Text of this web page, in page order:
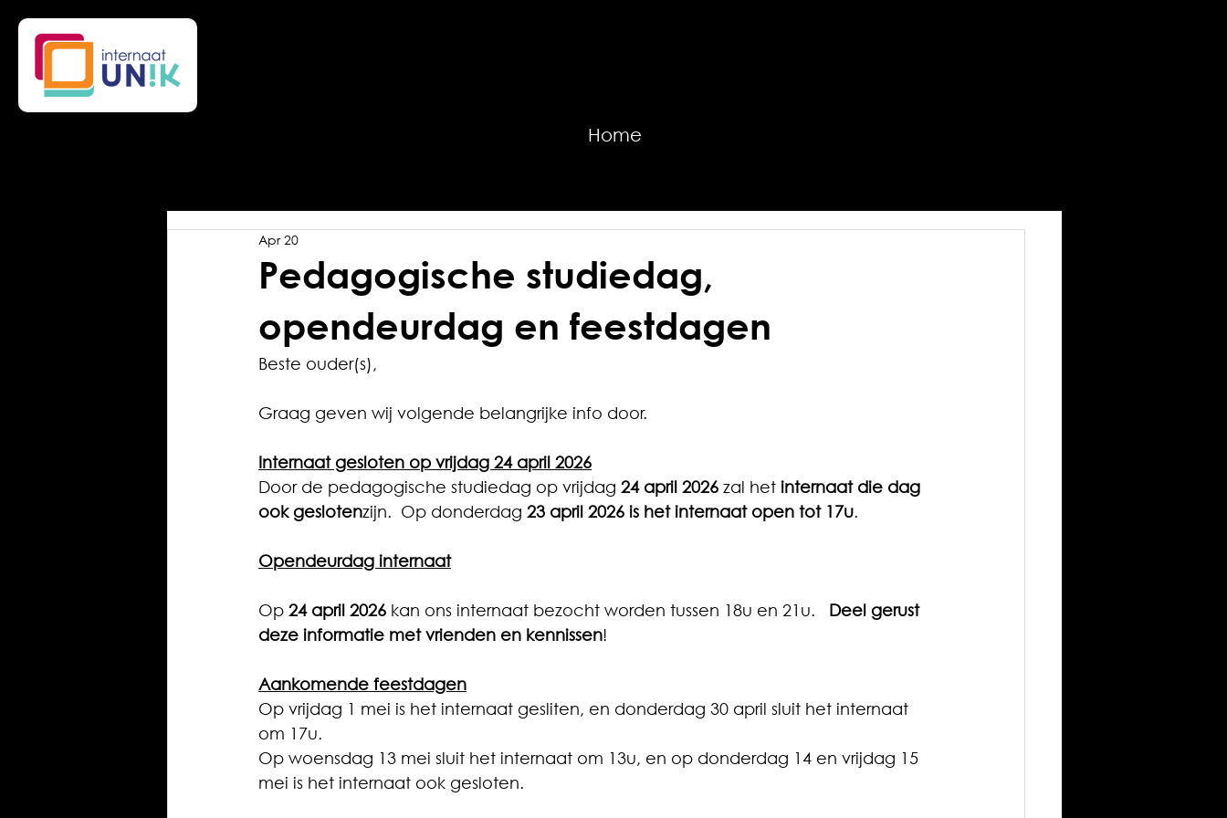
Home
Pedagogische studiedag,
opendeurdag en feestdagen
Apr 20
Beste ouder(s),
Graag geven wij volgende belangrijke info door.
Internaat gesloten op vrijdag 24 april 2026
Door de pedagogische studiedag op vrijdag 24 april 2026 zal het internaat die dag
ook geslotenzijn.  Op donderdag 23 april 2026 is het internaat open tot 17u.
Opendeurdag internaat
Op 24 april 2026 kan ons internaat bezocht worden tussen 18u en 21u. Deel gerust
deze informatie met vrienden en kennissen!
Aankomende feestdagen
Op vrijdag 1 mei is het internaat gesliten, en donderdag 30 april sluit het internaat
om 17u.
Op woensdag 13 mei sluit het internaat om 13u, en op donderdag 14 en vrijdag 15
mei is het internaat ook gesloten.